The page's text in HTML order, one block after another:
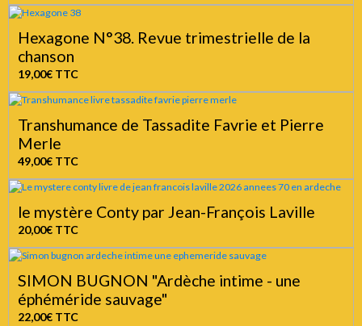
Hexagone N°38. Revue trimestrielle de la
chanson
19,00€ TTC
Transhumance de Tassadite Favrie et Pierre
Merle
49,00€ TTC
le mystère Conty par Jean-François Laville
20,00€ TTC
SIMON BUGNON "Ardèche intime - une
éphéméride sauvage"
22,00€ TTC